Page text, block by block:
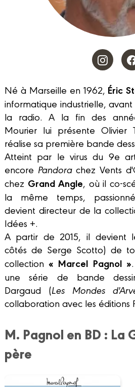
Né à Marseille en 1962, Éric
informatique industrielle,
la radio. A la fin des
Mourier lui présente Olivier
réalise sa première bande
Atteint par le virus du 9e
encore Pandorachez Vents
chez Grand Angle, où il co-
la même temps,
devient directeur de la
Idées +.
A partir de 2015, il devient
côtés de Serge Scotto) de
collection« Marcel Pagnol »
une série de bande
Dargaud (Les Mondes
collaboration avec les éditions
M. Pagnol en BD : La
père